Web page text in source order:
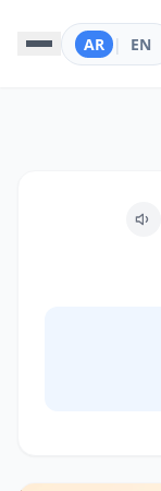
EN
|
AR